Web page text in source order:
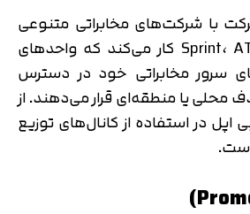
با شرکت‌های مخابراتی متنوعی
مانند Sprint، AT&T، Verizon کار می‌کند که واحدهای
سرور مخابراتی خود در دسترس
محلی یا منطقه‌ای قرار می‌دهند. از
اپل در استفاده از کانال‌های توزیع
است.